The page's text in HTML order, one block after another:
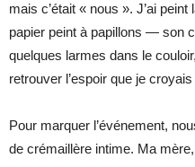
mais c’était « nous ». J’ai
papier peint à papillons — son
quelques larmes dans le
retrouver l’espoir que je
Pour marquer l’événement,
de crémaillère intime. Ma